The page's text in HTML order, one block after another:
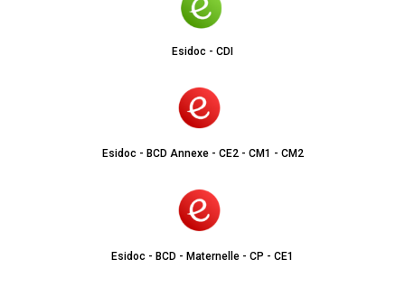
Esidoc - CDI
Esidoc - BCD Annexe - CE2 - CM1 - CM2
Esidoc - BCD - Maternelle - CP - CE1